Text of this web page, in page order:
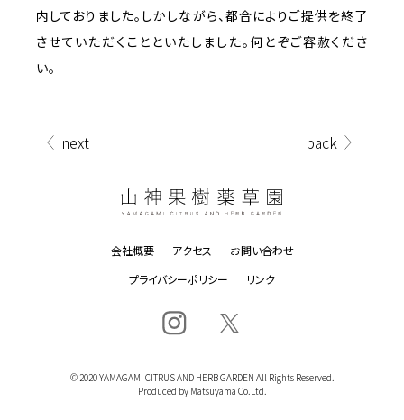
内しておりました。しかしながら、都合によりご提供を終了
させていただくことといたしました。何とぞご容赦くださ
い。
next back
会社概要 アクセス
お問い合わせ
プライバシーポリシー
リンク
© 2020 YAMAGAMI CITRUS AND HERB GARDEN All Rights Reserved.
Produced by Matsuyama Co.Ltd.